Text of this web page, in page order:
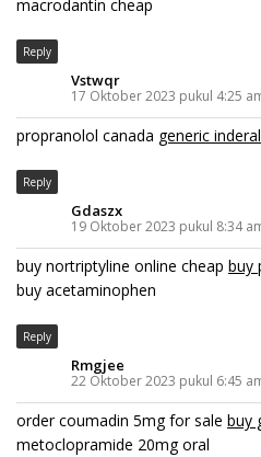
macrodantin cheap
Reply
Vstwqr
17 Oktober 2023 pukul 4:25
propranolol canada generic inderal
Reply
Gdaszx
19 Oktober 2023 pukul 8:34
buy nortriptyline online cheap buy
buy acetaminophen
Reply
Rmgjee
22 Oktober 2023 pukul 6:45
order coumadin 5mg for sale buy
metoclopramide 20mg oral